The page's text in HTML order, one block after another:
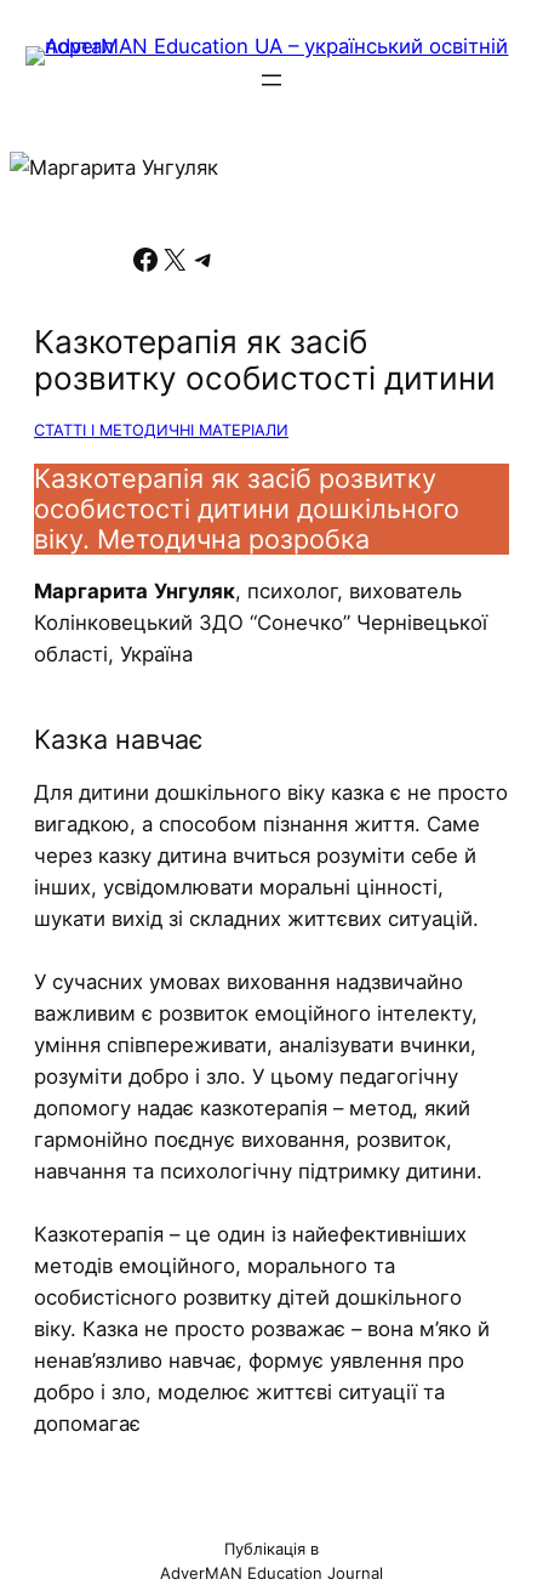
Facebook X Telegram
Казкотерапія як засіб
розвитку особистості дитини
СТАТТІ І МЕТОДИЧНІ МАТЕРІАЛИ
Казкотерапія як засіб розвитку
особистості дитини дошкільного
віку. Методична розробка
Маргарита Унгуляк, психолог, вихователь
Колінковецький ЗДО “Сонечко” Чернівецької
області, Україна
Казка навчає
Для дитини дошкільного віку казка є не просто
вигадкою, а способом пізнання життя. Саме
через казку дитина вчиться розуміти себе й
інших, усвідомлювати моральні цінності,
шукати вихід зі складних життєвих ситуацій.
У сучасних умовах виховання надзвичайно
важливим є розвиток емоційного інтелекту,
уміння співпереживати, аналізувати вчинки,
розуміти добро і зло. У цьому педагогічну
допомогу надає казкотерапія – метод, який
гармонійно поєднує виховання, розвиток,
навчання та психологічну підтримку дитини.
Казкотерапія – це один із найефективніших
методів емоційного, морального та
особистісного розвитку дітей дошкільного
віку. Казка не просто розважає – вона м’яко й
ненав’язливо навчає, формує уявлення про
добро і зло, моделює життєві ситуації та
допомагає
Публікація в
AdverMAN Education Journal